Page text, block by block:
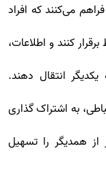
می‌کنند که افراد
کنند و اطلاعات،
انتقال دهند.
به اشتراک گذاری
از همدیگر را تسهیل